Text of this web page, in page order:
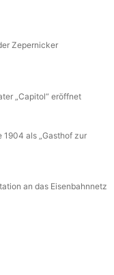
Zepernicker
„Capitol“ eröffnet
1904 als „Gasthof zur
an das Eisenbahnnetz